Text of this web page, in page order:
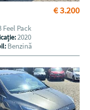
€ 3.200
Feel Pack
2020
Benzină